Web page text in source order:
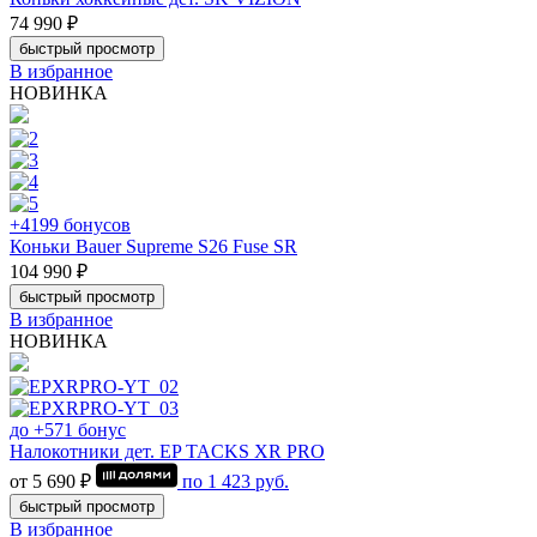
74 990 ₽
быстрый просмотр
В избранное
НОВИНКА
+4199 бонусов
Коньки Bauer Supreme S26 Fuse SR
104 990 ₽
быстрый просмотр
В избранное
НОВИНКА
до +571 бонус
Налокотники дет. EP TACKS XR PRO
от 5 690 ₽
по 1 423 руб.
быстрый просмотр
В избранное